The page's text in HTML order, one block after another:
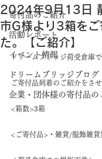
寄付品のご紹介
活動レポート
イベント情報
ドリームブリッジブログ
企業・団体様の寄付品の
2024年9月13日
市G様より3箱をご
た。【ご紹介】
ドリームブリッジ荷受倉庫で
ご寄付品到着のご紹介をさせ
<箱数>3箱
<ご寄付品>・雑貨/服飾雑貨